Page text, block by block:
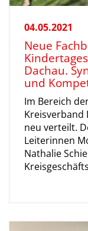
04.05.2021
Neue
Dachau.
und
Im Bereich
Kreisverband
neu verteilt.
Leiterinnen
Nathalie